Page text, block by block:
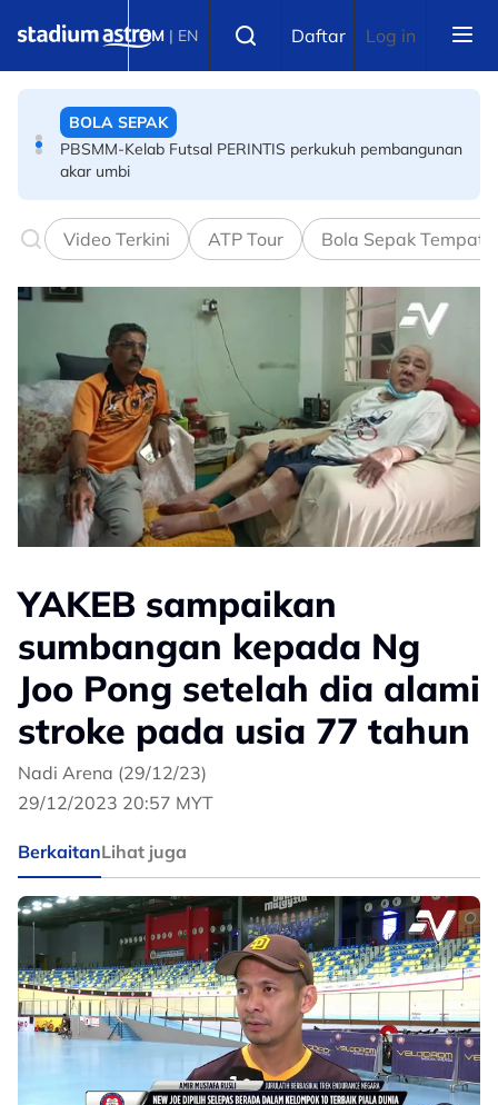
BM | EN Daftar Log in
PBSMM-Kelab Futsal PERINTIS perkukuh pembangunan
PERMOTORAN
ARRC: Hafizh Syahrin ketiga, hanya 0.048 saat pisahkan
tiga pelumba terpantas di Mandalika
Video Terkini ATP Tour Bola Sepak
YAKEB sampaikan
sumbangan kepada Ng
Joo Pong setelah dia alami
stroke pada usia 77 tahun
Nadi Arena (29/12/23)
29/12/2023 20:57 MYT
BerkaitanLihat juga